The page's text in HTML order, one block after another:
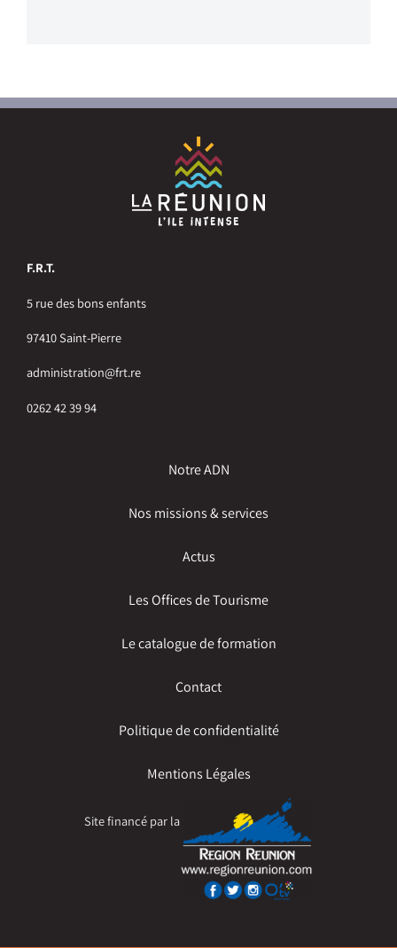
F.R.T.
5 rue des bons enfants
97410 Saint-Pierre
administration@frt.re
0262 42 39 94
Notre ADN
Nos missions & services
Actus
Les Offices de Tourisme
Le catalogue de formation
Contact
Politique de confidentialité
Mentions Légales
Site financé par la